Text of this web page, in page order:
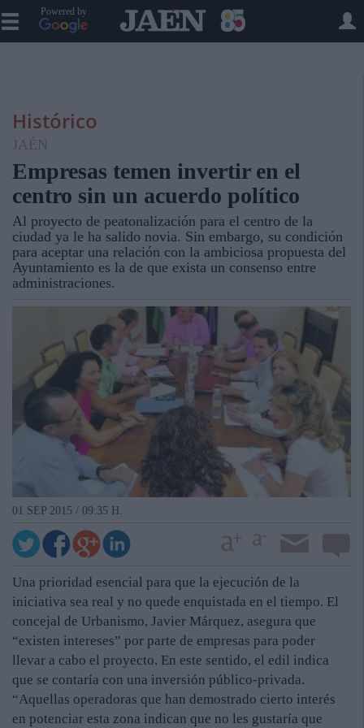
Powered by
Histórico
JAÉN
Empresas temen invertir en el
centro sin un acuerdo político
Al proyecto de peatonalización para el centro de la
ciudad ya le ha salido novia. Sin embargo, su condición
para aceptar una relación con la ambiciosa propuesta del
Ayuntamiento es la de que exista un consenso entre
administraciones.
01 SEP 2015 / 09:35 H.
Una prioridad esencial para que la ejecución de la
iniciativa sea real y no quede enquistada en el tiempo. El
concejal de Urbanismo, Javier Márquez, asegura que
“existen intereses” por parte de empresas para poder
llevar a cabo el proyecto. En este sentido, el edil indica
que se contaría con una inversión público-privada.
“Aquellas operadoras que han demostrado cierto interés
en potenciar esta zona indican que no les gustaría que